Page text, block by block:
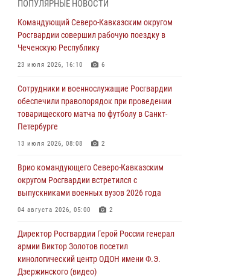
Всероссийское совещание-семинар по
вопросам развития вневедомственной
охраны Росгвардии (видео)
06 августа 2026, 14:47
Росгвардии почтили память Героя России
Олега Визнюка
06 августа 2026, 14:36 2
В кинологическом центре Уральского округа
погибших при исполнении воинского долга
06 августа 2026, 13:29 5
В Центральном округе Росгвардии прошли
И.К. Яковлева
06 августа 2026, 13:24
Росгвардейцы задержали мужчину,
ПОПУЛЯРНЫЕ НОВОСТИ
Командующий Северо-Кавказским округом
Росгвардии совершил рабочую поездку в
Чеченскую Республику
23 июля 2026, 16:10 6
Сотрудники и военнослужащие Росгвардии
обеспечили правопорядок при проведении
товарищеского матча по футболу в Санкт-
Петербурге
13 июля 2026, 08:08 2
Врио командующего Северо-Кавказским
округом Росгвардии встретился с
выпускниками военных вузов 2026 года
04 августа 2026, 05:00 2
Директор Росгвардии Герой России генерал
армии Виктор Золотов посетил
кинологический центр ОДОН имени Ф.Э.
Дзержинского (видео)